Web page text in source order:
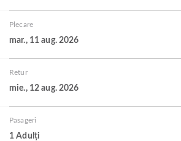
Plecare
mar., 11 aug. 2026
Retur
mie., 12 aug. 2026
Pasageri
1 Adulți